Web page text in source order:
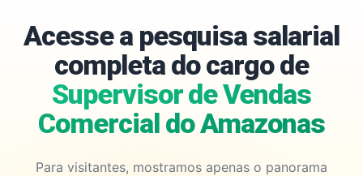
Acesse a pesquisa salarial
completa do cargo de
Supervisor de Vendas
Comercial do Amazonas
Para visitantes, mostramos apenas o panorama